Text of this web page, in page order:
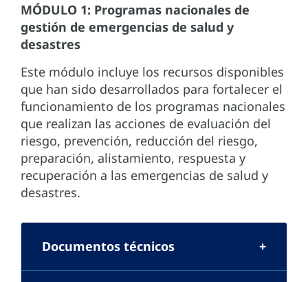
MÓDULO 1: Programas nacionales de
gestión de emergencias de salud y
desastres
Este módulo incluye los recursos disponibles
que han sido desarrollados para fortalecer el
funcionamiento de los programas nacionales
que realizan las acciones de evaluación del
riesgo, prevención, reducción del riesgo,
preparación, alistamiento, respuesta y
recuperación a las emergencias de salud y
desastres.
Documentos técnicos